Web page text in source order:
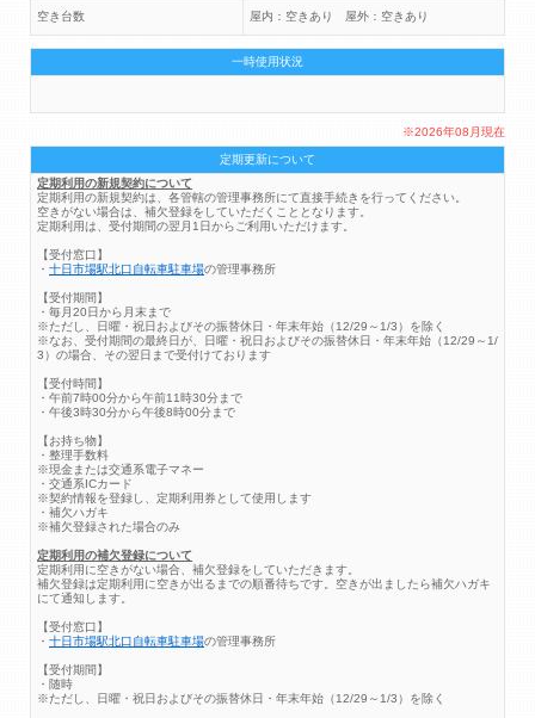
空き台数 屋内：空きあり 屋外：空きあり
一時使用状況
※2026年08月現在
定期更新について
定期利用の新規契約について
定期利用の新規契約は、各管轄の管理事務所にて直接手続きを行ってください。
空きがない場合は、補欠登録をしていただくこととなります。
定期利用は、受付期間の翌月1日からご利用いただけます。
【受付窓口】
・ 十日市場駅北口自転車駐車場の管理事務所
【受付期間】
・毎月20日から月末まで
※ただし、日曜・祝日およびその振替休日・年末年始（12/29～1/3）を除く
※なお、受付期間の最終日が、日曜・祝日およびその振替休日・年末年始（12/29～1/
3）の場合、その翌日まで受付けております
【受付時間】
・午前7時00分から午前11時30分まで
・午後3時30分から午後8時00分まで
【お持ち物】
・整理手数料
※現金または交通系電子マネー
・交通系ICカード
※契約情報を登録し、定期利用券として使用します
・補欠ハガキ
※補欠登録された場合のみ
定期利用の補欠登録について
定期利用に空きがない場合、補欠登録をしていただきます。
補欠登録は定期利用に空きが出るまでの順番待ちです。空きが出ましたら補欠ハガキ
にて通知します。
【受付窓口】
・ 十日市場駅北口自転車駐車場の管理事務所
【受付期間】
・随時
※ただし、日曜・祝日およびその振替休日・年末年始（12/29～1/3）を除く